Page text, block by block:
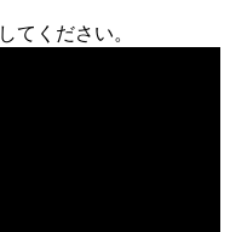
してください。